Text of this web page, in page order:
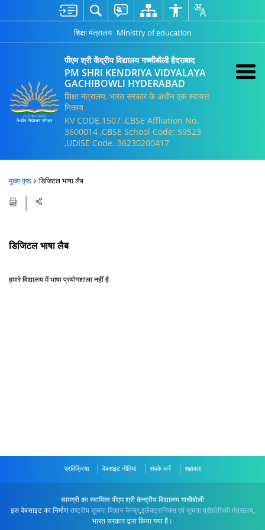
शिक्षा मंत्रालय Ministry of education
पीएम श्री केंद्रीय विद्यालय गच्चीबौली हैदराबाद
PM SHRI KENDRIYA VIDYALAYA
GACHIBOWLI HYDERABAD
शिक्षा मंत्रालय, भारत सरकार के अधीन एक स्वायत्त
निकाय
KV CODE.1507 ,CBSE Affliation No.
3600014 ,CBSE School Code: 59523
,UDISE Code. 36230200417
मुख्य पृष्ठ डिजिटल भाषा लैब
डिजिटल भाषा लैब
हमारे विद्यालय में भाषा प्रयोगशाला नहीं है
प्रतिक्रिया वेबसाइट नीतियां संपर्क करें सहायता
सामग्री का स्वामित्व पीएम श्री केन्द्रीय विद्यालय गाचीबोली
इस वेबसाइट का निर्माणराष्ट्रीय सूचना विज्ञान केन्द्र,इलेक्ट्रानिक्स एवं सूचना प्रौद्योगिकी मंत्रालय,
भारत सरकार द्वारा किया गया है।